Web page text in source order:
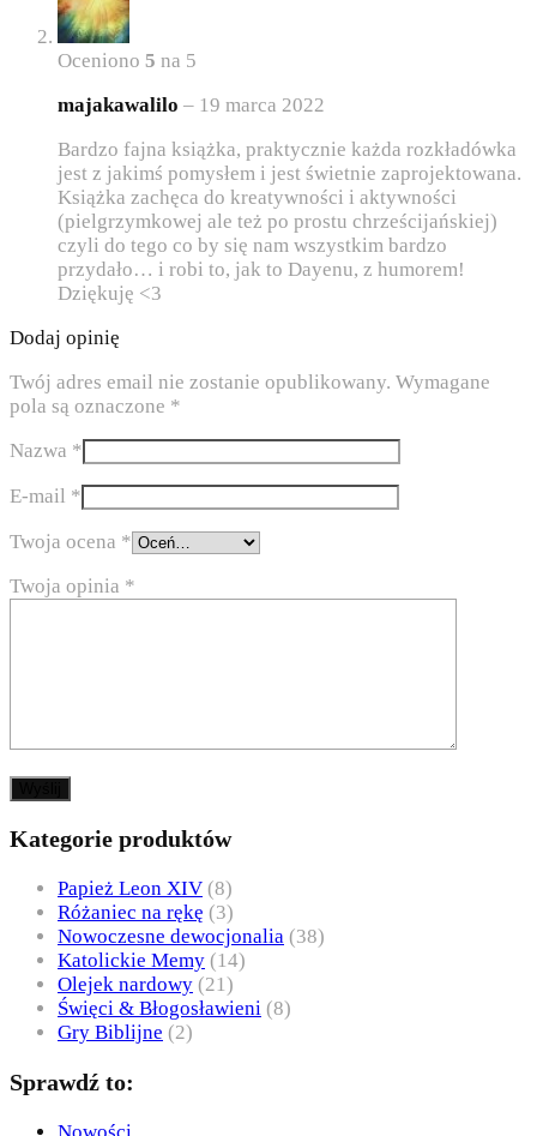
Oceniono 5 na 5
majakawalilo – 19 marca 2022
Bardzo fajna książka, praktycznie każda rozkładówka
jest z jakimś pomysłem i jest świetnie zaprojektowana.
Książka zachęca do kreatywności i aktywności
(pielgrzymkowej ale też po prostu chrześcijańskiej)
czyli do tego co by się nam wszystkim bardzo
przydało… i robi to, jak to Dayenu, z humorem!
Dziękuję <3
Dodaj opinię
Twój adres email nie zostanie opublikowany. Wymagane
pola są oznaczone *
Nazwa *
E-mail *
Twoja ocena *
Twoja opinia *
Kategorie produktów
Papież Leon XIV (8)
Różaniec na rękę (3)
Nowoczesne dewocjonalia (38)
Katolickie Memy (14)
Olejek nardowy (21)
Święci & Błogosławieni (8)
Gry Biblijne (2)
Sprawdź to:
Nowości